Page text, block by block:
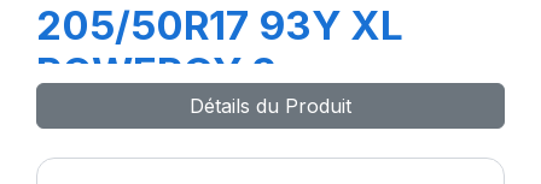
205/50R17 93Y XL
POWERGY 2
Détails du Produit